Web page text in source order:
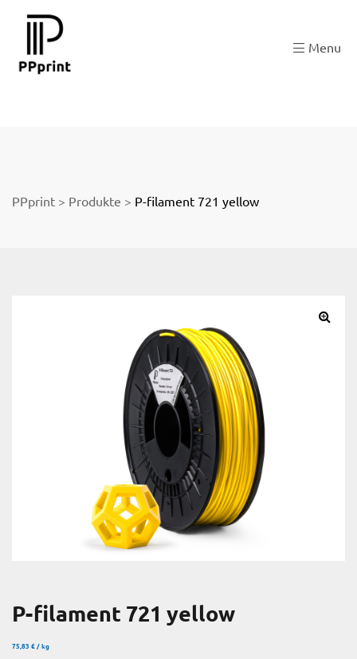
Menu
PPprint > Produkte > P-filament 721 yellow
P-filament 721 yellow
75,83 €/kg